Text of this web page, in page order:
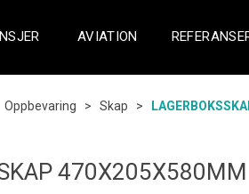
AVIATION
Oppbevaring > Skap >
470X205X580MM